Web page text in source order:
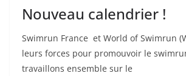
Nouveau calendrier !
Swimrun France et World of Swimrun
leurs forces pour promouvoir le
travaillons ensemble sur le